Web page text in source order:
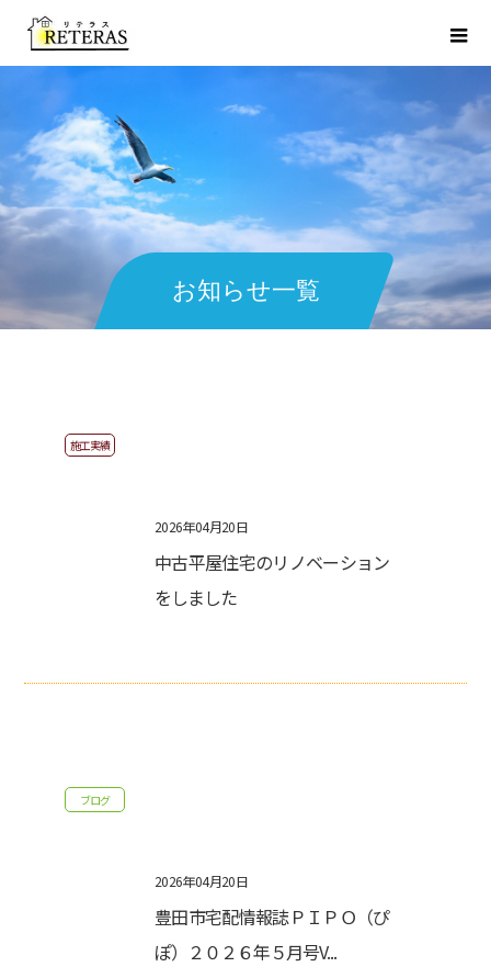
お知らせ一覧
施工実績
2026年04月20日
中古平屋住宅のリノベーション
をしました
ブログ
2026年04月20日
豊田市宅配情報誌ＰＩＰＯ（ぴ
ぽ）２０２６年５月号V...